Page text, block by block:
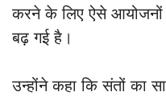
करने के लिए ऐसे
बढ़ गई है।
उन्होंने कहा कि संतों का